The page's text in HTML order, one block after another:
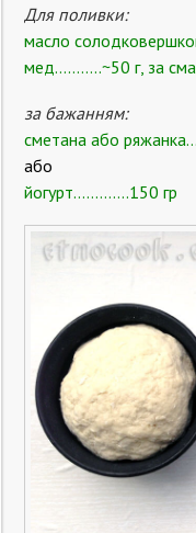
Для поливки:
масло
мед………..~50 г, за
за бажанням:
сметана або
або
йогурт………….150 гр